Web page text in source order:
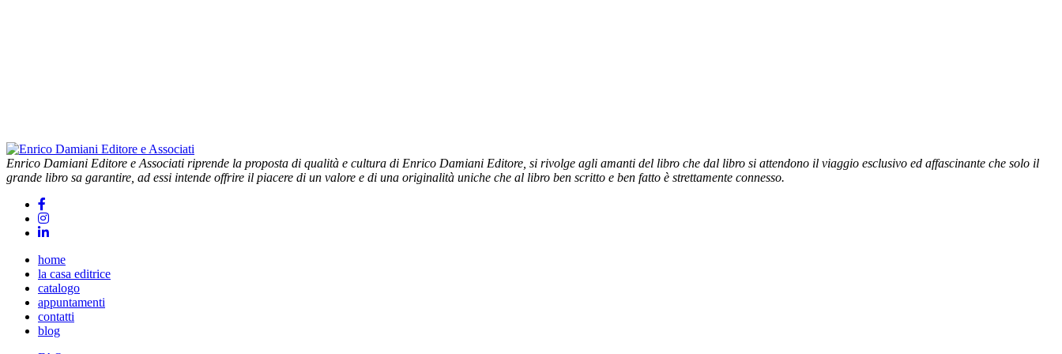
Enrico Damiani Editore e Associati riprende la proposta di qualità e cultura di Enrico Damiani Editore, si rivolge agli amanti del libro che dal libro si attendono il viaggio esclusivo ed affascinante che solo il
grande libro sa garantire, ad essi intende offrire il piacere di un valore e di una originalità uniche che al libro ben scritto e ben fatto è strettamente connesso.
home
la casa editrice
catalogo
appuntamenti
contatti
blog